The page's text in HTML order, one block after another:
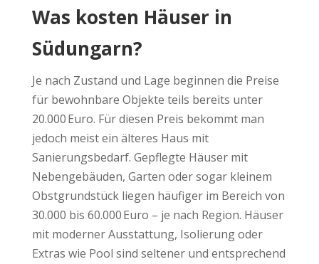
Was kosten Häuser in
Südungarn?
Je nach Zustand und Lage beginnen die Preise
für bewohnbare Objekte teils bereits unter
20.000 Euro. Für diesen Preis bekommt man
jedoch meist ein älteres Haus mit
Sanierungsbedarf. Gepflegte Häuser mit
Nebengebäuden, Garten oder sogar kleinem
Obstgrundstück liegen häufiger im Bereich von
30.000 bis 60.000 Euro – je nach Region. Häuser
mit moderner Ausstattung, Isolierung oder
Extras wie Pool sind seltener und entsprechend